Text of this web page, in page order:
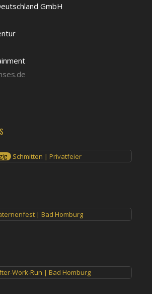
GmbH
Schmitten | Privatfeier
| Bad Homburg
Work-Run | Bad Homburg